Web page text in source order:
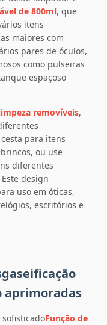
de 800ml, que
itens
maiores com
pares de óculos,
como pulseiras
espaçoso
removíveis,
para itens
ou use
diferentes
design
uso em óticas,
escritórios e
aprimoradas
Função de